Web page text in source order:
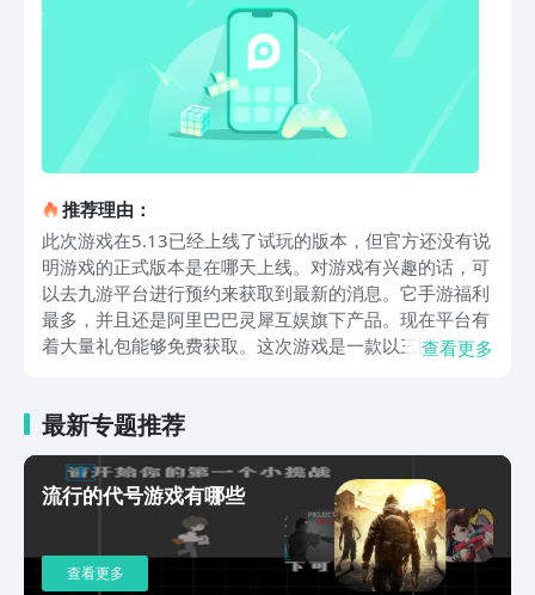
推荐理由：
此次游戏在5.13已经上线了试玩的版本，但官方还没有说
明游戏的正式版本是在哪天上线。对游戏有兴趣的话，可
以去九游平台进行预约来获取到最新的消息。它手游福利
最多，并且还是阿里巴巴灵犀互娱旗下产品。现在平台有
着大量礼包能够免费获取。这次游戏是一款以三国为背景
的设备都可以满足这个条件。但是它的上手难度还是比较
麻烦的。之所以上手比较麻烦的原因则是因为其自身基本
上没有什么教学，很多方面都是需要玩家自己进行摸索。
刚进入之后首先咱们需要先确认一下自身有哪些武将是可
以使用的。之后在了解武将的能力之后来进行编组。完成
编组后我们就可以进行出征了，基本上每一次出征只要成
功的话便可以获取到不错的奖励。出征的时候咱们需要看
查看更多
最新专题推荐
流行的代号游戏有哪些
查看更多